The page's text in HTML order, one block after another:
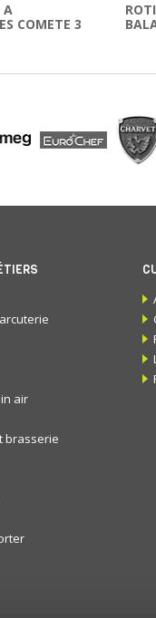
A
COMETE 3
air
brasserie